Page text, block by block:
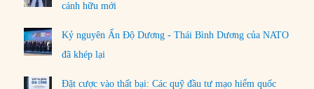
cánh hữu mới
Kỷ nguyên Ấn Độ Dương - Thái Bình Dương của NATO
đã khép lại
Đặt cược vào thất bại: Các quỹ đầu tư mạo hiểm quốc